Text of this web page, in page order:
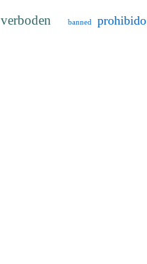
verboden banned prohibido